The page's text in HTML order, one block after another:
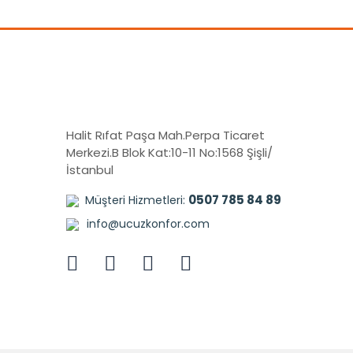
Halit Rıfat Paşa Mah.Perpa Ticaret
Merkezi.B Blok Kat:10-11 No:1568 Şişli/
İstanbul
Müşteri Hizmetleri: 0507 785 84 89
info@ucuzkonfor.com